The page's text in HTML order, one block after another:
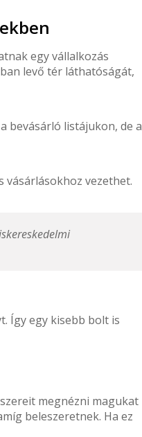
egy vállalkozás
levő tér láthatóságát,
bevásárló listájukon, de a
vásárlásokhoz vezethet.
Így egy kisebb bolt is
megnézni magukat
beleszeretnek. Ha ez